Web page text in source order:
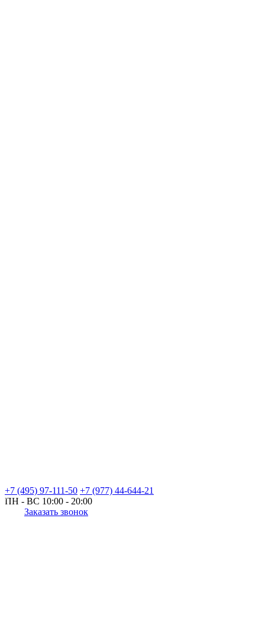
+7 (495) 97-111-50 +7 (977) 44-644-21
ПН - ВС 10:00 - 20:00
Заказать звонок